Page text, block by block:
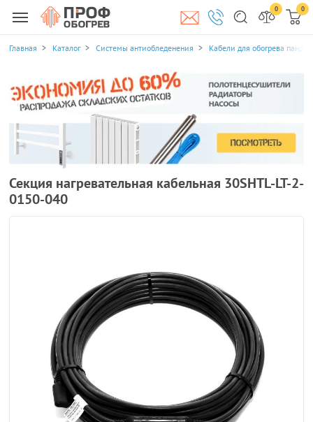
0 0
Главная Каталог Системы антиобледенения Кабели для обогрева
Секция нагревательная кабельная 30SHTL-LT-2-
0150-040